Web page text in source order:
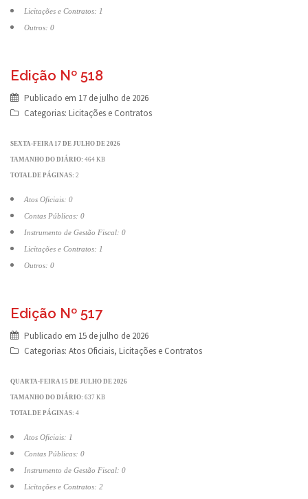
Licitações e Contratos: 1
Outros: 0
Edição Nº 518
Publicado em 17 de julho de 2026
Categorias: Licitações e Contratos
SEXTA-FEIRA 17 DE JULHO DE 2026
TAMANHO DO DIÁRIO: 464 KB
TOTAL DE PÁGINAS: 2
Atos Oficiais: 0
Contas Públicas: 0
Instrumento de Gestão Fiscal: 0
Licitações e Contratos: 1
Outros: 0
Edição Nº 517
Publicado em 15 de julho de 2026
Categorias: Atos Oficiais, Licitações e Contratos
QUARTA-FEIRA 15 DE JULHO DE 2026
TAMANHO DO DIÁRIO: 637 KB
TOTAL DE PÁGINAS: 4
Atos Oficiais: 1
Contas Públicas: 0
Instrumento de Gestão Fiscal: 0
Licitações e Contratos: 2